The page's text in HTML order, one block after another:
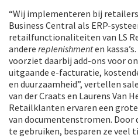
“Wij implementeren bij
Business Central als ERP-
retailfunctionaliteiten van LS
andere replenishmenten
voorziet daarbij add-ons voor
uitgaande e-facturatie,
en duurzaamheid”, vertellen
van der Craats en Laurens Van
Retailklanten ervaren een
van documentenstromen. Door
te gebruiken, besparen ze veel